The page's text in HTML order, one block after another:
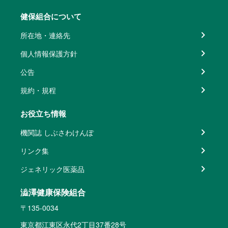
健保組合について
所在地・連絡先
個人情報保護方針
公告
規約・規程
お役立ち情報
機関誌 しぶさわけんぽ
リンク集
ジェネリック医薬品
澁澤健康保険組合
〒135-0034
東京都江東区永代2丁目37番28号